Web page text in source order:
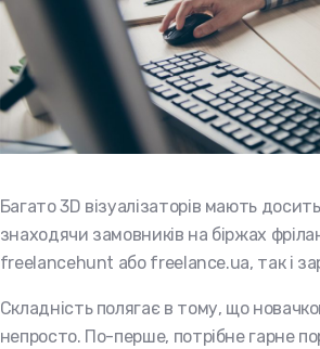
Багато 3D візуалізаторів мають
знаходячи замовників на біржах
freelancehunt або freelance.ua, так і
Складність полягає в тому, що
непросто. По-перше, потрібне гарне